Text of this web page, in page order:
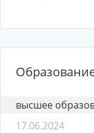
высшее
17.06.2024